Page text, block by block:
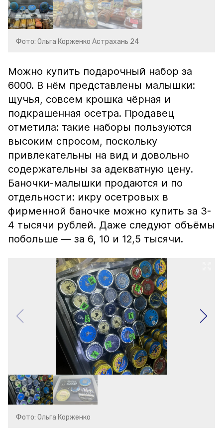
Фото: Ольга Корженко Астрахань 24
Можно купить подарочный набор за
6000. В нём представлены малышки:
щучья, совсем крошка чёрная и
подкрашенная осетра. Продавец
отметила: такие наборы пользуются
высоким спросом, поскольку
привлекательны на вид и довольно
содержательны за адекватную цену.
Баночки-малышки продаются и по
отдельности: икру осетровых в
фирменной баночке можно купить за 3-
4 тысячи рублей. Даже следуют объёмы
побольше — за 6, 10 и 12,5 тысячи.
Фото: Ольга Корженко